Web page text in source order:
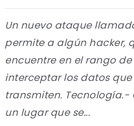
Un nuevo ataque
permite a algún hacker,
encuentre en el rango
interceptar los datos que
transmiten. Tecnología.-
un lugar que se...